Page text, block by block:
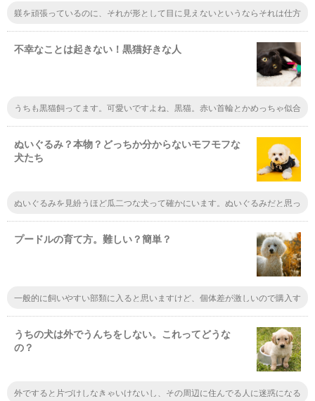
躾を頑張っているのに、それが形として目に見えないというならそれは仕方
来ないの方が、躾をしないよりはいいと思います。
不幸なことは起きない！黒猫好きな人
うちも黒猫飼ってます。可愛いですよね、黒猫。赤い首輪とかめっちゃ似合
ない飼い主ラブな猫ですよ。黒猫を飼育しだしてから毎日ハッピーです。
ぬいぐるみ？本物？どっちか分からないモフモフな
犬たち
ぬいぐるみを見紛うほど瓜二つな犬って確かにいます。ぬいぐるみだと思っ
もふもふすぎて余計にわかりにくくなってしまいます。
プードルの育て方。難しい？簡単？
一般的に飼いやすい部類に入ると思いますけど、個体差が激しいので購入す
ってことが分かったら、早めに躾を徹底しないと近所迷惑になりかねません
うちの犬は外でうんちをしない。これってどうな
の？
外ですると片づけしなきゃいけないし、その周辺に住んでる人に迷惑になる